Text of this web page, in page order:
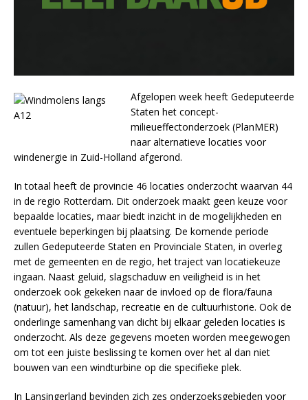
Afgelopen week heeft Gedeputeerde
Staten het concept-
milieueffectonderzoek (PlanMER)
naar alternatieve locaties voor
windenergie in Zuid-Holland afgerond.
In totaal heeft de provincie 46 locaties onderzocht waarvan 44
in de regio Rotterdam. Dit onderzoek maakt geen keuze voor
bepaalde locaties, maar biedt inzicht in de mogelijkheden en
eventuele beperkingen bij plaatsing. De komende periode
zullen Gedeputeerde Staten en Provinciale Staten, in overleg
met de gemeenten en de regio, het traject van locatiekeuze
ingaan. Naast geluid, slagschaduw en veiligheid is in het
onderzoek ook gekeken naar de invloed op de flora/fauna
(natuur), het landschap, recreatie en de cultuurhistorie. Ook de
onderlinge samenhang van dicht bij elkaar geleden locaties is
onderzocht. Als deze gegevens moeten worden meegewogen
om tot een juiste beslissing te komen over het al dan niet
bouwen van een windturbine op die specifieke plek.
In Lansingerland bevinden zich zes onderzoeksgebieden voor